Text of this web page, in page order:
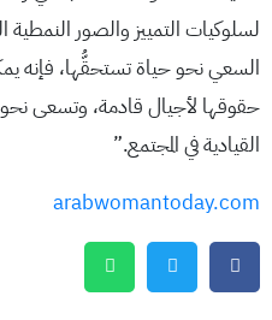
لسلوكيات التمييز والصور النمطية
السعي نحو حياة تستحقُّها، فإنه
حقوقها لأجيال قادمة، وتسعى
القيادية في المجتمع.”
arabwomantoday.com